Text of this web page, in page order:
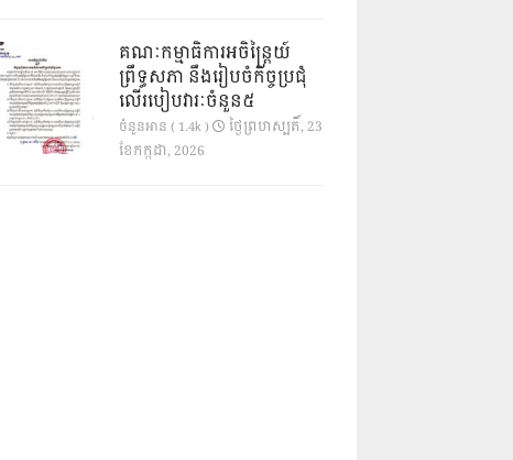
គណៈកម្មាធិការអចិន្ត្រៃយ៍
ព្រឹទ្ធសភា នឹងរៀបចំកិច្ចប្រជុំ
លើរបៀបវារៈចំនួន៥
ចំនួនអាន ( 1.4k )
ថ្ងៃ​ព្រហស្បតិ៍, 23
ខែ​កក្កដា, 2026